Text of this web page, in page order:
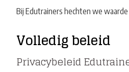
Bij Edutrainers hechten we
Volledig beleid
Privacybeleid